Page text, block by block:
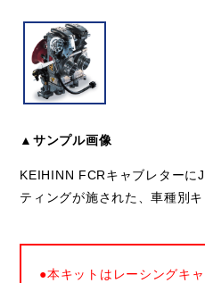
▲サンプル画像
KEIHINN FCRキャブレターに
ティングが施された、車種別キ
●本キットはレーシングキ